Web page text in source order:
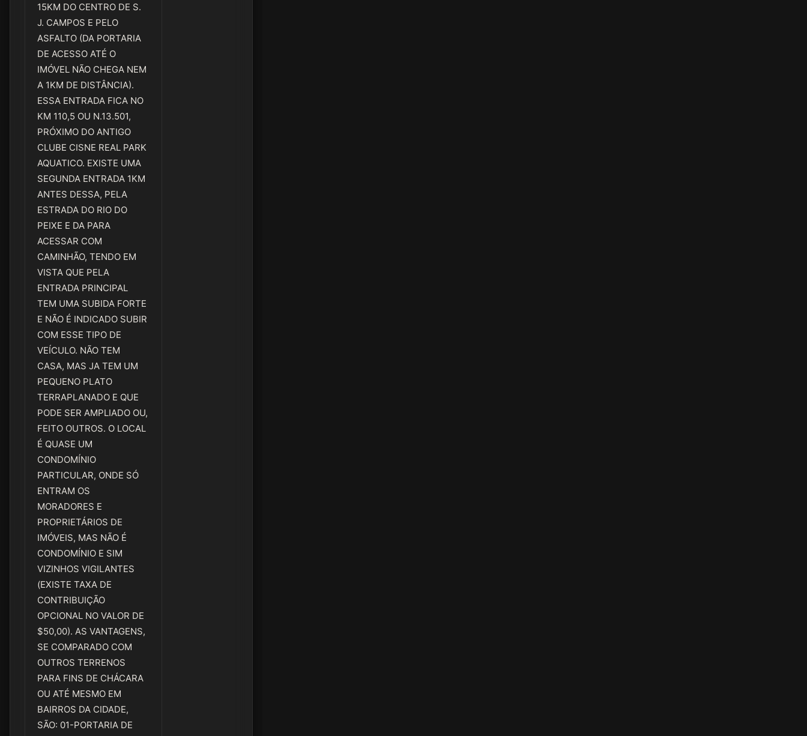
15KM DO CENTRO DE S.
J. CAMPOS E PELO
ASFALTO (DA PORTARIA
DE ACESSO ATÉ O
IMÓVEL NÃO CHEGA NEM
A 1KM DE DISTÂNCIA).
ESSA ENTRADA FICA NO
KM 110,5 OU N.13.501,
PRÓXIMO DO ANTIGO
CLUBE CISNE REAL PARK
AQUATICO. EXISTE UMA
SEGUNDA ENTRADA 1KM
ANTES DESSA, PELA
ESTRADA DO RIO DO
PEIXE E DA PARA
ACESSAR COM
CAMINHÃO, TENDO EM
VISTA QUE PELA
ENTRADA PRINCIPAL
TEM UMA SUBIDA FORTE
E NÃO É INDICADO SUBIR
COM ESSE TIPO DE
VEÍCULO. NÃO TEM
CASA, MAS JA TEM UM
PEQUENO PLATO
TERRAPLANADO E QUE
PODE SER AMPLIADO OU,
FEITO OUTROS. O LOCAL
É QUASE UM
CONDOMÍNIO
PARTICULAR, ONDE SÓ
ENTRAM OS
MORADORES E
PROPRIETÁRIOS DE
IMÓVEIS, MAS NÃO É
CONDOMÍNIO E SIM
VIZINHOS VIGILANTES
(EXISTE TAXA DE
CONTRIBUIÇÃO
OPCIONAL NO VALOR DE
$50,00). AS VANTAGENS,
SE COMPARADO COM
OUTROS TERRENOS
PARA FINS DE CHÁCARA
OU ATÉ MESMO EM
BAIRROS DA CIDADE,
SÃO: 01-PORTARIA DE